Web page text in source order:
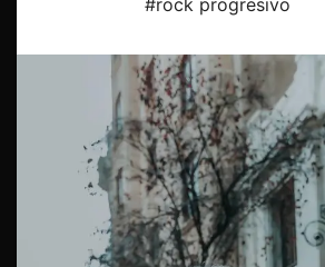
#rock progresivo